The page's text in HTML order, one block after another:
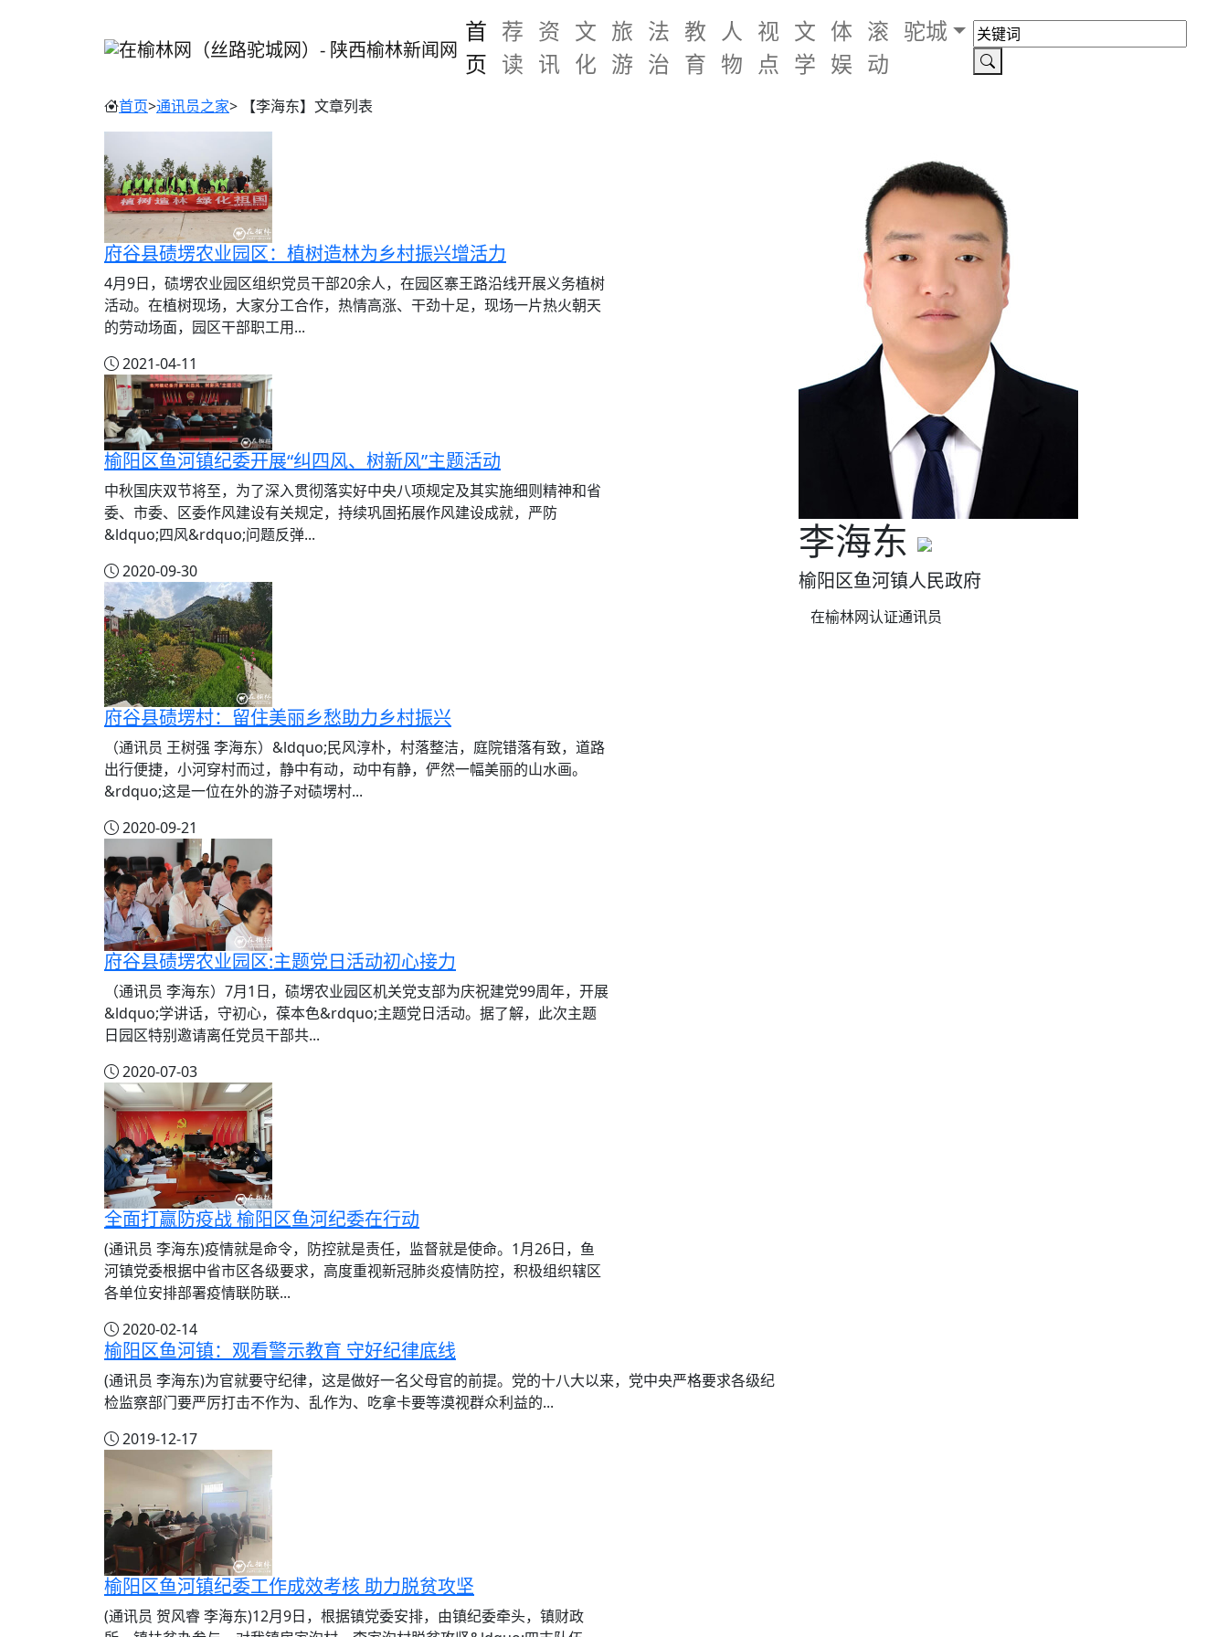
首
页
荐
读
资
讯
文
化
旅
游
法
治
教
育
人
物
视
点
文
学
体
娱
滚
动
驼城
首页>通讯员之家> 【李海东】文章列表
府谷县碛塄农业园区：植树造林为乡村振兴增活力
4月9日，碛塄农业园区组织党员干部20余人，在园区寨王路沿线开展义务植树
活动。在植树现场，大家分工合作，热情高涨、干劲十足，现场一片热火朝天
的劳动场面，园区干部职工用...
2021-04-11
榆阳区鱼河镇纪委开展“纠四风、树新风”主题活动
中秋国庆双节将至，为了深入贯彻落实好中央八项规定及其实施细则精神和省
委、市委、区委作风建设有关规定，持续巩固拓展作风建设成就，严防
&ldquo;四风&rdquo;问题反弹...
2020-09-30
府谷县碛塄村：留住美丽乡愁助力乡村振兴
（通讯员 王树强 李海东）&ldquo;民风淳朴，村落整洁，庭院错落有致，道路
出行便捷，小河穿村而过，静中有动，动中有静，俨然一幅美丽的山水画。
&rdquo;这是一位在外的游子对碛塄村...
2020-09-21
府谷县碛塄农业园区:主题党日活动初心接力
（通讯员 李海东）7月1日，碛塄农业园区机关党支部为庆祝建党99周年，开展
&ldquo;学讲话，守初心，葆本色&rdquo;主题党日活动。据了解，此次主题
日园区特别邀请离任党员干部共...
2020-07-03
全面打赢防疫战 榆阳区鱼河纪委在行动
(通讯员 李海东)疫情就是命令，防控就是责任，监督就是使命。1月26日，鱼
河镇党委根据中省市区各级要求，高度重视新冠肺炎疫情防控，积极组织辖区
各单位安排部署疫情联防联...
2020-02-14
榆阳区鱼河镇：观看警示教育 守好纪律底线
(通讯员 李海东)为官就要守纪律，这是做好一名父母官的前提。党的十八大以来，党中央严格要求各级纪
检监察部门要严厉打击不作为、乱作为、吃拿卡要等漠视群众利益的...
2019-12-17
榆阳区鱼河镇纪委工作成效考核 助力脱贫攻坚
(通讯员 贺风睿 李海东)12月9日，根据镇党委安排，由镇纪委牵头，镇财政
李海东
榆阳区鱼河镇人民政府
在榆林网认证通讯员